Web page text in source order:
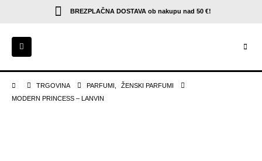
BREZPLAČNA DOSTAVA ob nakupu nad 50 €!
TRGOVINA PARFUMI
ŽENSKI PARFUMI
MODERN PRINCESS – LANVIN